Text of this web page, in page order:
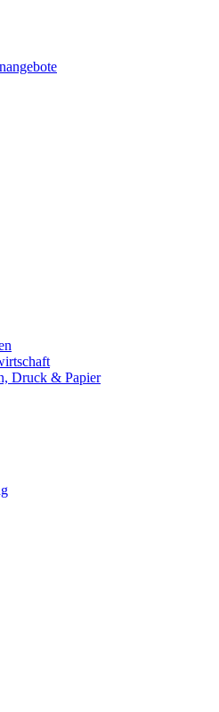
Druck & Papier